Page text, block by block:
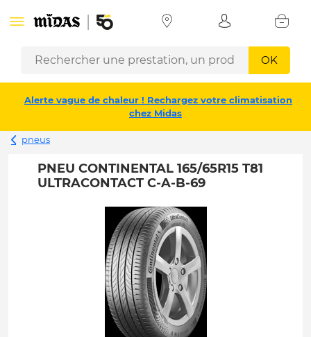
OK
Alerte vague de chaleur ! Rechargez votre climatisation
chez Midas
pneus
PNEU CONTINENTAL 165/65R15 T81
ULTRACONTACT C-A-B-69